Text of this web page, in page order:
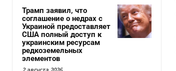
Трамп заявил, что
соглашение о недрах с
Украиной предоставляет
США полный доступ к
украинским ресурсам
редкоземельных
элементов